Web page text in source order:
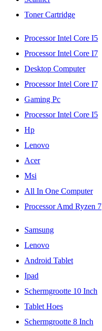
Toner Cartridge
Processor Intel Core I5
Processor Intel Core I7
Desktop Computer
Processor Intel Core I7
Gaming Pc
Processor Intel Core I5
Hp
Lenovo
Acer
Msi
All In One Computer
Processor Amd Ryzen 7
Samsung
Lenovo
Android Tablet
Ipad
Schermgrootte 10 Inch
Tablet Hoes
Schermgrootte 8 Inch